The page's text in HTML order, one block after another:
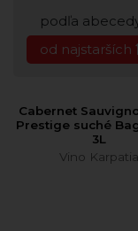
podľa
od najstarších
Cabernet
Prestige suché
3L
Vino Karpatia